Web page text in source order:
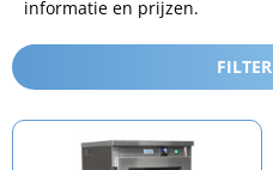
informatie en prijzen.
FILTER